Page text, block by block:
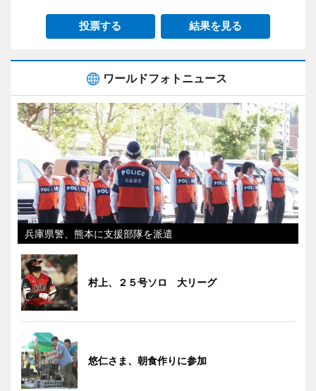
投票する 結果を見る
ワールドフォトニュース
兵庫県警、熊本に支援部隊を派遣
村上、２５号ソロ 大リーグ
悠仁さま、朝食作りに参加